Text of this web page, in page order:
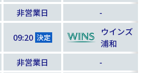
非営業日 -
09:20 決定
ウインズ
浦和
非営業日 -